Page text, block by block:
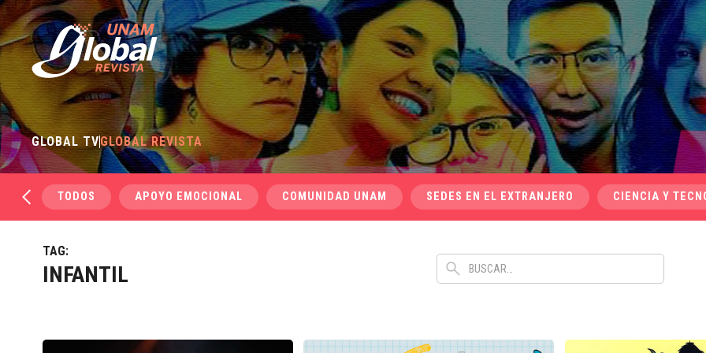
GLOBAL TVGLOBAL REVISTA
TODOS APOYO EMOCIONAL COMUNIDAD UNAM SEDES EN EL EXTRANJERO CIENCIA Y
TAG:
INFANTIL